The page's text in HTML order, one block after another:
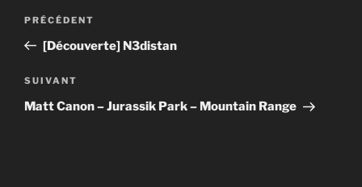
Navigation
l’article
Article
précédent
PRÉCÉDENT
[Découverte] N3distan
Article
suivant
SUIVANT
Matt Canon – Jurassik Park – Mountain Range